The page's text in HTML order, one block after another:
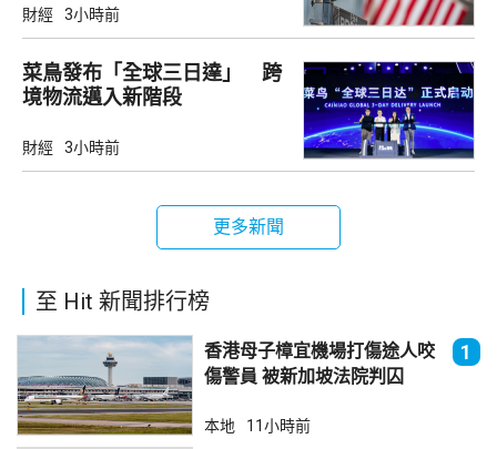
財經 3小時前
菜鳥發布「全球三日達」 跨
境物流邁入新階段
財經 3小時前
更多新聞
至 Hit 新聞排行榜
香港母子樟宜機場打傷途人咬
傷警員 被新加坡法院判囚
1
本地 11小時前